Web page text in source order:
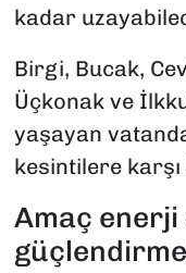
kadar
Birgi, Bucak,
Üçkonak ve
yaşayan
kesintilere karşı
Amaç enerji